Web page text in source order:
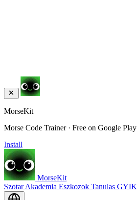
MorseKit
Morse Code Trainer · Free on Google Play
Install
MorseKit
SzotarAkademia Eszkozok Tanulas GYIK